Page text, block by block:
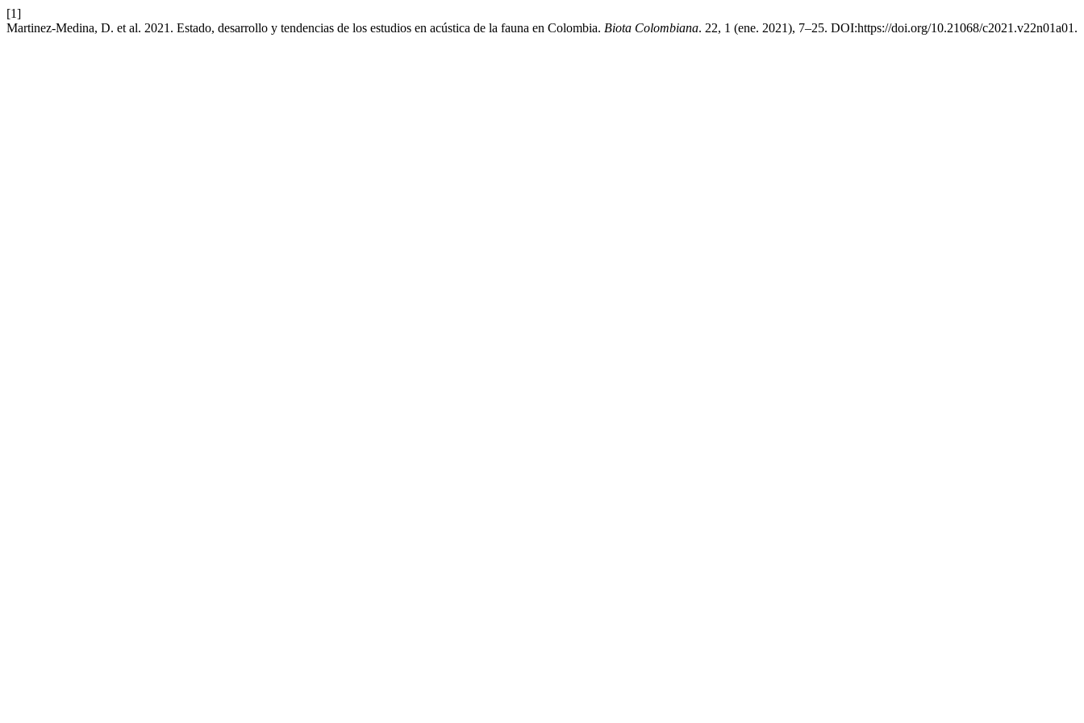
[1]
Martinez-Medina, D. et al. 2021. Estado, desarrollo y tendencias de los estudios en acústica de la fauna en Colombia. Biota Colombiana. 22, 1 (ene. 2021), 7–25. DOI:https://doi.org/10.21068/c2021.v22n01a01.